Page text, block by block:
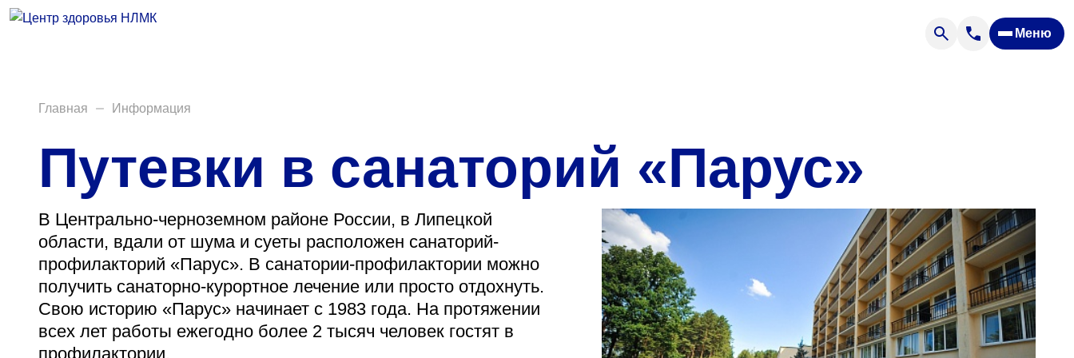
Меню
Анализы
Диагностика
Акции
Пациентам
Вакансии
Контакты
Версия для слабовидящих
Центр здоровья НЛМК Санаторий-профилакторий «Парус»
Главная Информация
Путевки в санаторий «Парус»
В Центрально-черноземном районе России, в Липецкой
области, вдали от шума и суеты расположен санаторий-
профилакторий «Парус». В санатории-профилактории можно
получить санаторно-курортное лечение или просто отдохнуть.
Свою историю «Парус» начинает с 1983 года. На протяжении
всех лет работы ежегодно более 2 тысяч человек гостят в
профилактории.